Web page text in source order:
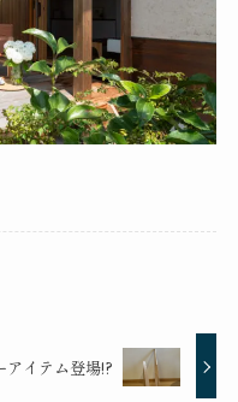
アイテム登場!?